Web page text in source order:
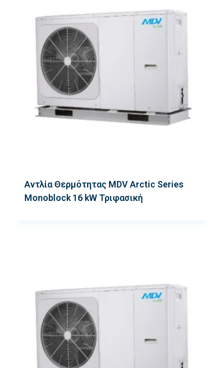
Αντλία Θερμότητας MDV Arctic Series
Monoblock 16 kW Τριφασική